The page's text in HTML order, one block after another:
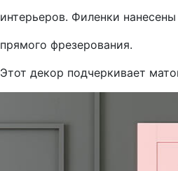
интерьеров. Филенки
прямого фрезерования.
Этот декор подчеркивает